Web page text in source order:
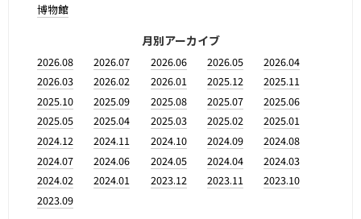
博物館
月別アーカイブ
2026.08 2026.07 2026.06 2026.05
2026.04
2026.03
2026.02 2026.01 2025.12
2025.11
2025.10
2025.09 2025.08 2025.07
2025.06
2025.05
2025.04 2025.03 2025.02
2025.01
2024.12
2024.11 2024.10 2024.09
2024.08
2024.07
2024.06 2024.05 2024.04
2024.03
2024.02
2024.01 2023.12 2023.11
2023.10
2023.09